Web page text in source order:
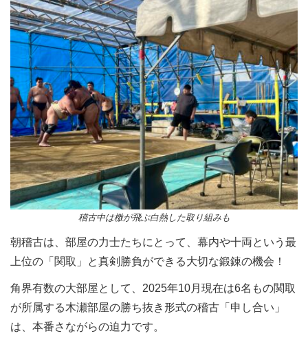
稽古中は檄が飛ぶ白熱した取り組みも
朝稽古は、部屋の力士たちにとって、幕内や十両という最
上位の「関取」と真剣勝負ができる大切な鍛錬の機会！
角界有数の大部屋として、2025年10月現在は6名もの関取
が所属する木瀬部屋の勝ち抜き形式の稽古「申し合い」
は、本番さながらの迫力です。